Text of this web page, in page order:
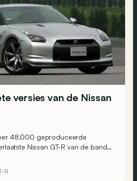
versies van de Nissan
48.000 geproduceerde
Nissan GT-R van de band
R